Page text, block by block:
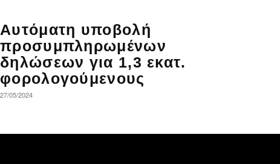
Αυτόματη υποβολή
προσυμπληρωμένων
δηλώσεων για 1,3 εκατ.
φορολογούμενους
27/05/2024